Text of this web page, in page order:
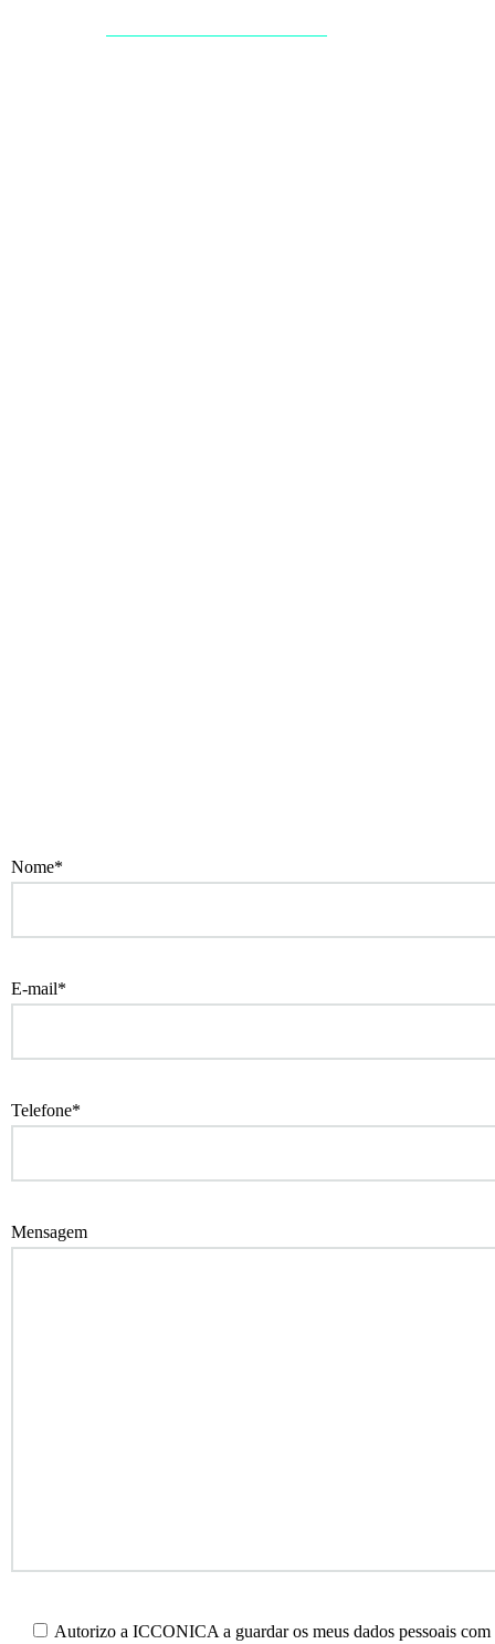
Agenciamento Produção
Nome*
E-mail*
Telefone*
Mensagem
Autorizo a ICCONICA a guardar os meus dados pessoais